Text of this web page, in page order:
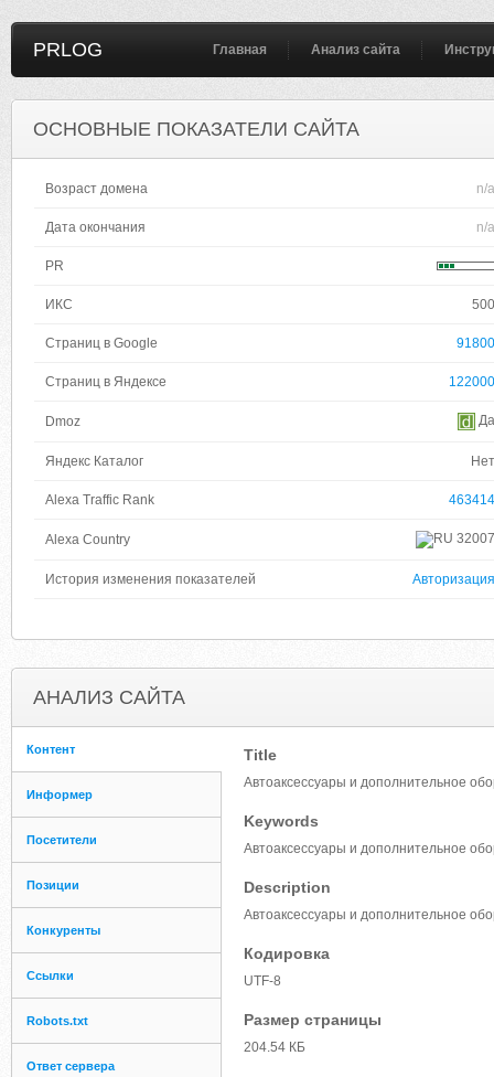
PRLOG Главная Анализ сайта
ОСНОВНЫЕ ПОКАЗАТЕЛИ САЙТА
Возраст домена n/a
Дата окончания n/a
PR
ИКС 500
Страниц в Google 91800
Страниц в Яндексе 122000
Dmoz Да
Яндекс Каталог Нет
Alexa Traffic Rank 463414
Alexa Country 32007
История изменения показателей Авторизация
АНАЛИЗ САЙТА
Контент
Информер
Посетители
Позиции
Конкуренты
Ссылки
Robots.txt
Ответ сервера
Title
Автоаксессуары и дополнительное
Keywords
Автоаксессуары и дополнительное
Description
Автоаксессуары и дополнительное
Кодировка
UTF-8
Размер страницы
204.54 КБ